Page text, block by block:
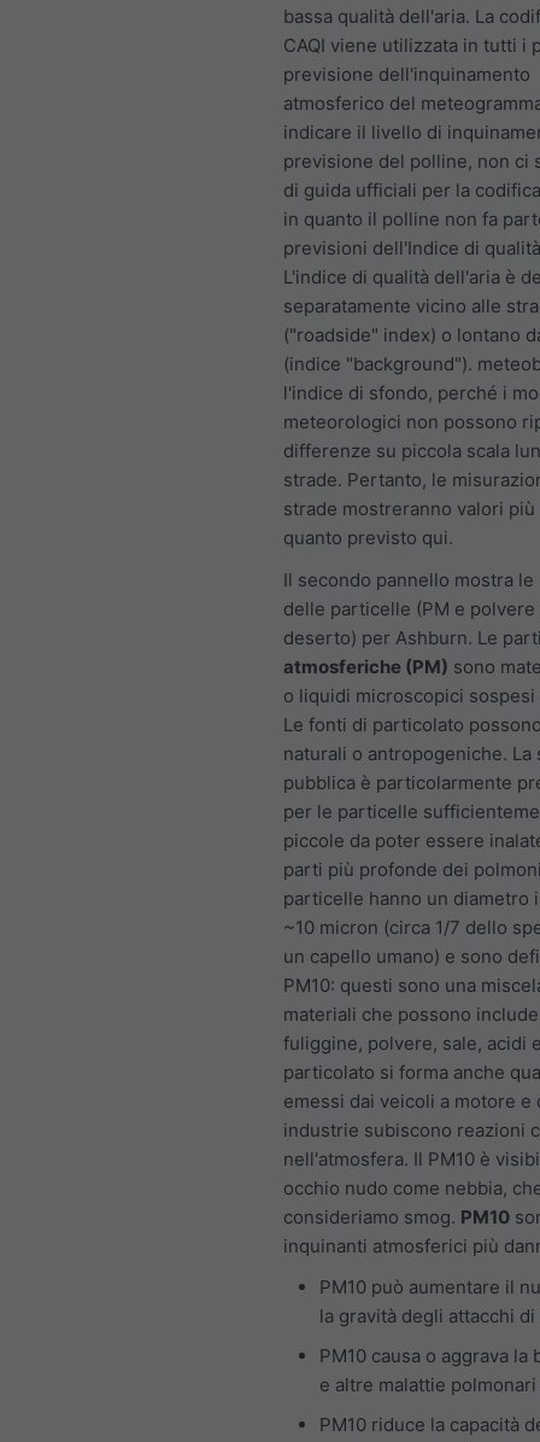
bassa qualità dell'aria. La
CAQI viene utilizzata in tutti i
previsione dell'inquinamento
atmosferico del
indicare il livello di
previsione del polline, non ci
di guida ufficiali per la
in quanto il polline non fa
previsioni dell'Indice di
L'indice di qualità dell'aria è
separatamente vicino alle
("roadside" index) o lontano
(indice "background").
l'indice di sfondo, perché i
meteorologici non possono
differenze su piccola scala
strade. Pertanto, le
strade mostreranno valori più
quanto previsto qui.
Il secondo pannello mostra
delle particelle (PM e polvere
deserto) per Ashburn. Le
atmosferiche (PM) sono
o liquidi microscopici sospesi
Le fonti di particolato
naturali o antropogeniche. La
pubblica è particolarmente
per le particelle
piccole da poter essere
parti più profonde dei
particelle hanno un diametro
~10 micron (circa 1/7 dello
un capello umano) e sono
PM10: questi sono una
materiali che possono
fuliggine, polvere, sale, acidi
particolato si forma anche
emessi dai veicoli a motore e
industrie subiscono reazioni
nell'atmosfera. Il PM10 è
occhio nudo come nebbia,
consideriamo smog. PM10
inquinanti atmosferici più
PM10 può aumentare il
la gravità degli attacchi di
PM10 causa o aggrava la
e altre malattie polmonari
PM10 riduce la capacità